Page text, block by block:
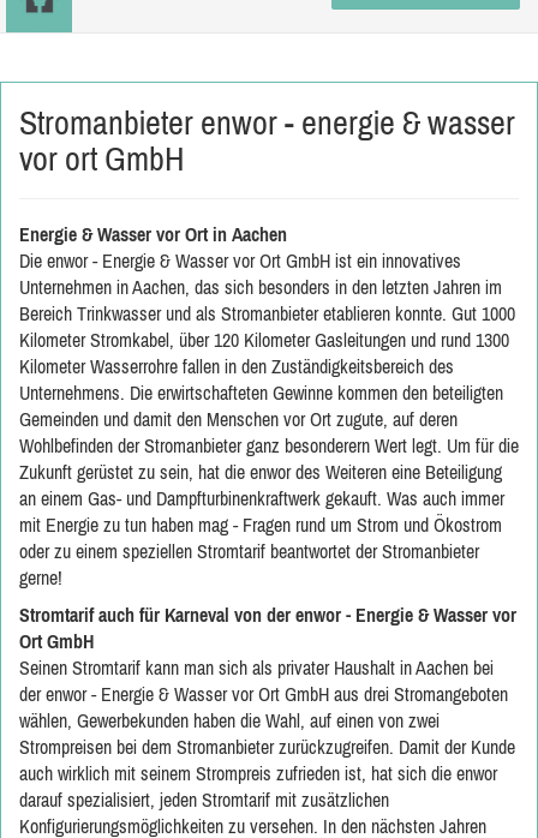
Stromanbieter enwor - energie & wasser
vor ort GmbH
Energie & Wasser vor Ort in Aachen
Die enwor - Energie & Wasser vor Ort GmbH ist ein innovatives
Unternehmen in Aachen, das sich besonders in den letzten Jahren im
Bereich Trinkwasser und als Stromanbieter etablieren konnte. Gut 1000
Kilometer Stromkabel, über 120 Kilometer Gasleitungen und rund 1300
Kilometer Wasserrohre fallen in den Zuständigkeitsbereich des
Unternehmens. Die erwirtschafteten Gewinne kommen den beteiligten
Gemeinden und damit den Menschen vor Ort zugute, auf deren
Wohlbefinden der Stromanbieter ganz besonderern Wert legt. Um für die
Zukunft gerüstet zu sein, hat die enwor des Weiteren eine Beteiligung
an einem Gas- und Dampfturbinenkraftwerk gekauft. Was auch immer
mit Energie zu tun haben mag - Fragen rund um Strom und Ökostrom
oder zu einem speziellen Stromtarif beantwortet der Stromanbieter
gerne!
Stromtarif auch für Karneval von der enwor - Energie & Wasser vor
Ort GmbH
Seinen Stromtarif kann man sich als privater Haushalt in Aachen bei
der enwor - Energie & Wasser vor Ort GmbH aus drei Stromangeboten
wählen, Gewerbekunden haben die Wahl, auf einen von zwei
Strompreisen bei dem Stromanbieter zurückzugreifen. Damit der Kunde
auch wirklich mit seinem Strompreis zufrieden ist, hat sich die enwor
darauf spezialisiert, jeden Stromtarif mit zusätzlichen
Konfigurierungsmöglichkeiten zu versehen. In den nächsten Jahren